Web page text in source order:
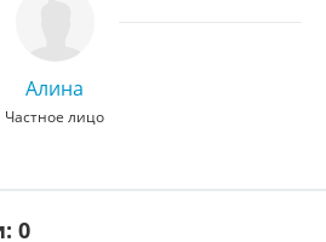
Алина
Частное лицо
0